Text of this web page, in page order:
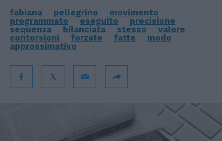
fabiana pellegrino
movimento
programmato
eseguito
precisione
sequenza
bilanciata stesso
valore
contorsioni
forzate fatte
modo
approssimativo